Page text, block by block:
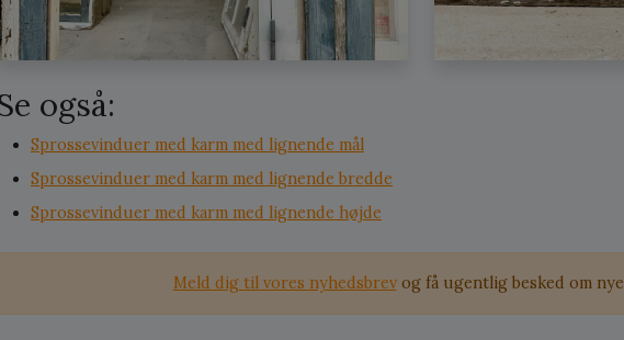
også:
Sprossevinduer med karm med lignende mål
Sprossevinduer med karm med lignende bredde
Sprossevinduer med karm med lignende højde
Meld dig til vores nyhedsbrevog få ugentlig besked om